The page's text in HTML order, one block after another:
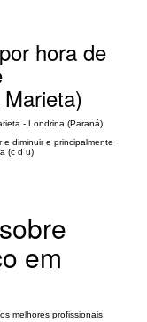
hora de
- Londrina (Paraná)
diminuir e principalmente
(c d u)
em
melhores profissionais